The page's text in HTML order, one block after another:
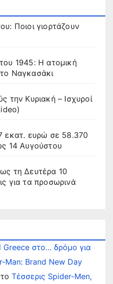
Ποιοι γιορτάζουν
1945: Η ατομική
Ναγκασάκι
την Κυριακή – Ισχυροί
ευρώ σε 58.370
14 Αυγούστου
τη Δευτέρα 10
για τα προσωρινά
στο… δρόμο για
Man: Brand New Day
Τέσσερις Spider-Men,